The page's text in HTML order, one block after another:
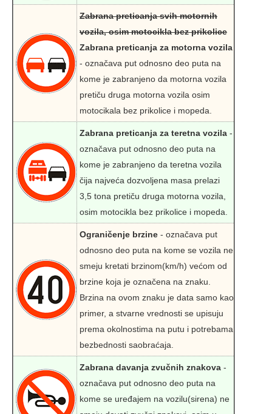
Zabrana preticanja svih motornih
vozila, osim motocikla bez prikolice
Zabrana preticanja za motorna vozila
- označava put odnosno deo puta na
kome je zabranjeno da motorna vozila
pretiču druga motorna vozila osim
motocikala bez prikolice i mopeda.
Zabrana preticanja za teretna vozila -
označava put odnosno deo puta na
kome je zabranjeno da teretna vozila
čija najveća dozvoljena masa prelazi
3,5 tona pretiču druga motorna vozila,
osim motocikla bez prikolice i mopeda.
Ograničenje brzine - označava put
odnosno deo puta na kome se vozila ne
smeju kretati brzinom(km/h) većom od
brzine koja je označena na znaku.
Brzina na ovom znaku je data samo kao
primer, a stvarne vrednosti se upisuju
prema okolnostima na putu i potrebama
bezbednosti saobraćaja.
Zabrana davanja zvučnih znakova -
označava put odnosno deo puta na
kome se uređajem na vozilu(sirena) ne